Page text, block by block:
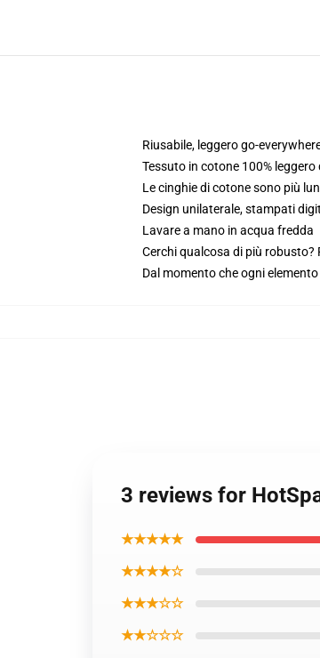
Riusabile, leggero go-
Tessuto in cotone 100% leggero
Le cinghie di cotone sono più
Design unilaterale, stampati
Lavare a mano in acqua fredda
Cerchi qualcosa di più robusto?
Dal momento che ogni
3 reviews for
★★★★★
★★★★☆
★★★☆☆
★★☆☆☆